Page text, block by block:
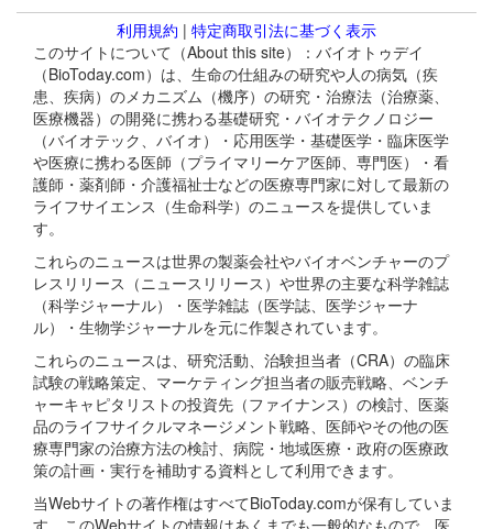
利用規約 | 特定商取引法に基づく表示
このサイトについて（About this site）：バイオトゥデイ
（BioToday.com）は、生命の仕組みの研究や人の病気（疾
患、疾病）のメカニズム（機序）の研究・治療法（治療薬、
医療機器）の開発に携わる基礎研究・バイオテクノロジー
（バイオテック、バイオ）・応用医学・基礎医学・臨床医学
や医療に携わる医師（プライマリーケア医師、専門医）・看
護師・薬剤師・介護福祉士などの医療専門家に対して最新の
ライフサイエンス（生命科学）のニュースを提供していま
す。
これらのニュースは世界の製薬会社やバイオベンチャーのプ
レスリリース（ニュースリリース）や世界の主要な科学雑誌
（科学ジャーナル）・医学雑誌（医学誌、医学ジャーナ
ル）・生物学ジャーナルを元に作製されています。
これらのニュースは、研究活動、治験担当者（CRA）の臨床
試験の戦略策定、マーケティング担当者の販売戦略、ベンチ
ャーキャピタリストの投資先（ファイナンス）の検討、医薬
品のライフサイクルマネージメント戦略、医師やその他の医
療専門家の治療方法の検討、病院・地域医療・政府の医療政
策の計画・実行を補助する資料として利用できます。
当Webサイトの著作権はすべてBioToday.comが保有していま